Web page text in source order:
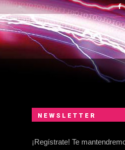
NEWSLETTER
¡Regístrate! Te